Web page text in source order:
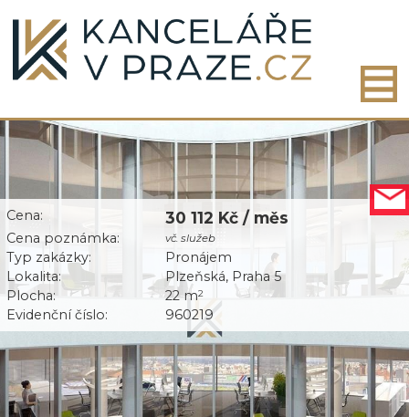
Cena: 30 112 Kč / měs
Cena poznámka: vč. služeb
Typ zakázky:
Pronájem
Lokalita:
Plzeňská, Praha 5
Plocha:
22 m2
Evidenční číslo: 960219